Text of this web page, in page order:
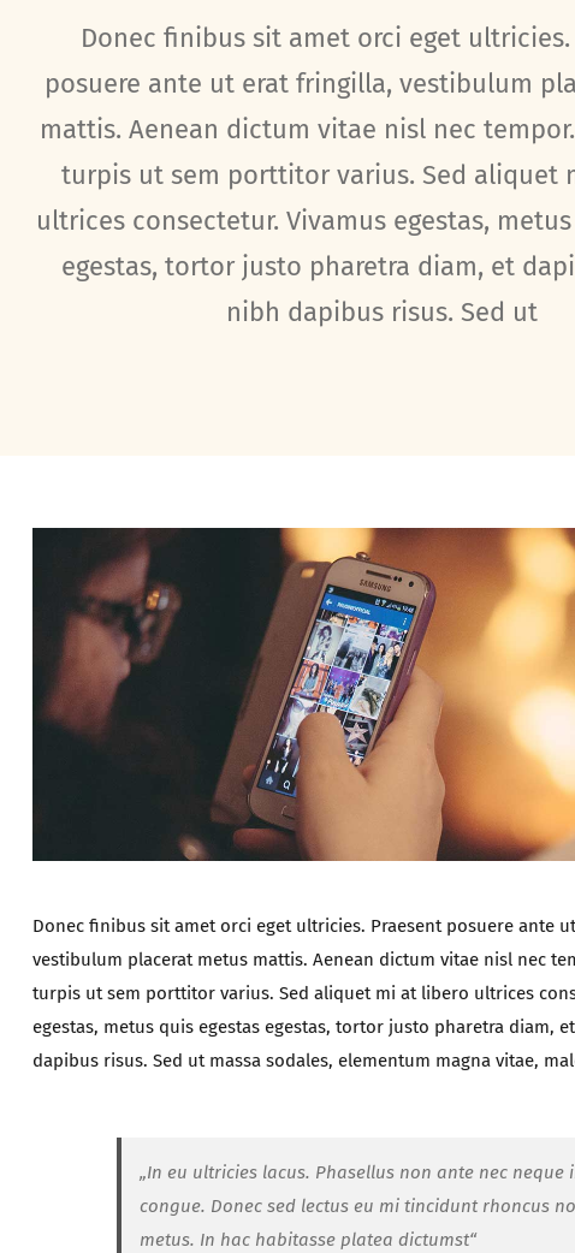
Donec finibus sit amet orci eget ultricies.
posuere ante ut erat fringilla, vestibulum
mattis. Aenean dictum vitae nisl nec
turpis ut sem porttitor varius. Sed aliquet
ultrices consectetur. Vivamus egestas,
egestas, tortor justo pharetra diam, et
nibh dapibus risus. Sed ut
Donec finibus sit amet orci eget ultricies. Praesent posuere ante
vestibulum placerat metus mattis. Aenean dictum vitae nisl nec
turpis ut sem porttitor varius. Sed aliquet mi at libero ultrices
egestas, metus quis egestas egestas, tortor justo pharetra diam,
dapibus risus. Sed ut massa sodales, elementum magna vitae,
„In eu ultricies lacus. Phasellus non ante nec neque
congue. Donec sed lectus eu mi tincidunt rhoncus
metus. In hac habitasse platea dictumst“